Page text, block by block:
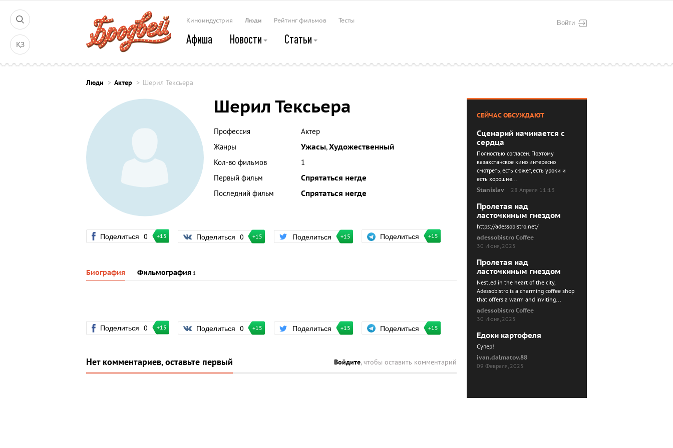
ҚЗ
Войти
Киноиндустрия Люди Рейтинг фильмов Тесты
Афиша Новости Статьи
Люди Актер Шерил Тексьера
Шерил Тексьера
Профессия
Актер
Жанры
Ужасы,Художественный
Кол-во фильмов
1
Первый фильм
Спрятаться негде
Последний фильм
Спрятаться негде
Поделиться 0 +15 Поделиться 0 +15 Поделиться +15 Поделиться +15
Биография Фильмография 1
Поделиться 0 +15 Поделиться 0 +15 Поделиться +15 Поделиться +15
Нет комментариев, оставьте первый Войдите, чтобы оставить комментарий
СЕЙЧАС ОБСУЖДАЮТ
Сценарий начинается с
сердца
Полностью согласен. Поэтому
казахстанское кино интересно
смотреть, есть сюжет, есть уроки и
есть хорошие...
Stanislav
28 Апреля 11:13
Пролетая над
ласточкиным гнездом
https://adessobistro.net/
adessobistro Coffee
30 Июня, 2025
Пролетая над
ласточкиным гнездом
Nestled in the heart of the city,
Adessobistro is a charming coffee shop
that offers a warm and inviting...
adessobistro Coffee
30 Июня, 2025
Едоки картофеля
Cупер!
ivan.dalmatov.88
09 Февраля, 2025